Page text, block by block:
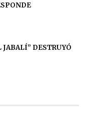
JABALÍ” DESTRUYÓ